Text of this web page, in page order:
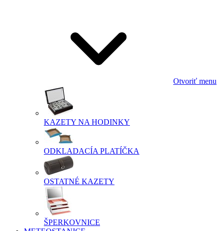
Otvoriť menu
KAZETY NA HODINKY
ODKLADACÍA PLATÍČKA
OSTATNÉ KAZETY
ŠPERKOVNICE